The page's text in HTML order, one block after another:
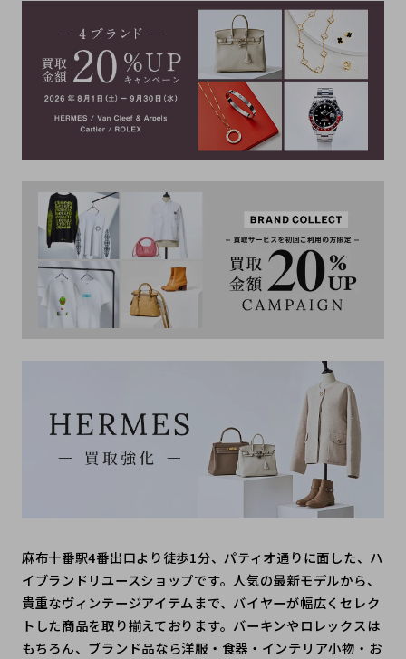
麻布十番駅4番出口より徒歩1分、パティオ通りに面した、ハ
イブランドリユースショップです。人気の最新モデルから、
貴重なヴィンテージアイテムまで、バイヤーが幅広くセレク
トした商品を取り揃えております。バーキンやロレックスは
もちろん、ブランド品なら洋服・食器・インテリア小物・お